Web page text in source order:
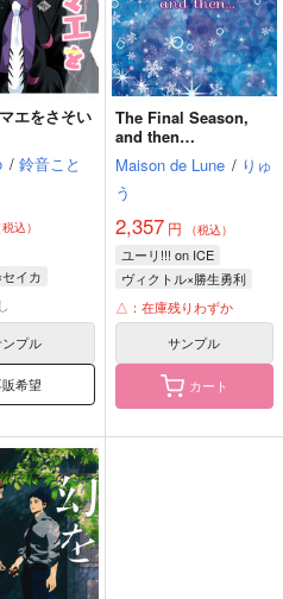
エをさそい
/ 鈴音こと
税込）
イカ
プル
希望
The Final Season,
and then…
Maison de Lune / りゅ
う
2,357円 （税込）
ユーリ!!! on ICE
ヴィクトル×勝生勇利
△：在庫残りわずか
サンプル
カート